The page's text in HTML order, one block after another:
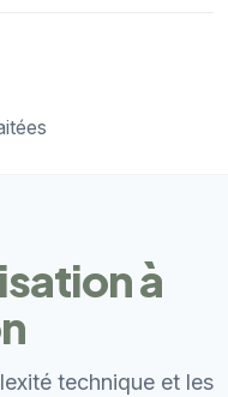
à
technique et les